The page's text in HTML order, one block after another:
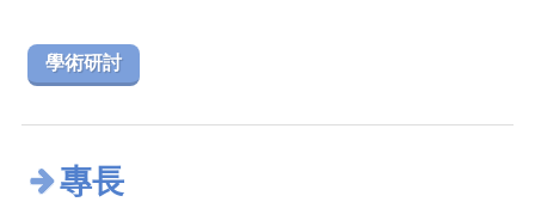
學術研討
專長